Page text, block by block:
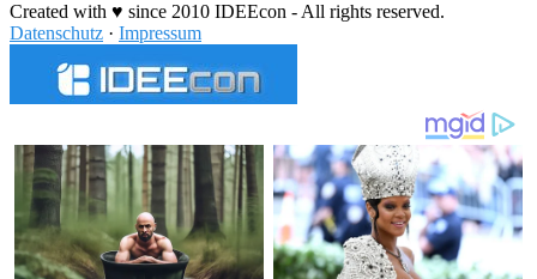
Created with ♥ since 2010 IDEEcon - All rights reserved.
Datenschutz · Impressum